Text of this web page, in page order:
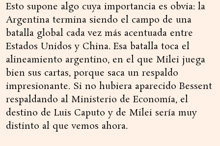
Esto supone algo cuya importancia es obvia: la
Argentina termina siendo el campo de una
batalla global cada vez más acentuada entre
Estados Unidos y China. Esa batalla toca el
alineamiento argentino, en el que Milei juega
bien sus cartas, porque saca un respaldo
impresionante. Si no hubiera aparecido Bessent
respaldando al Ministerio de Economía, el
destino de Luis Caputo y de Milei sería muy
distinto al que vemos ahora.